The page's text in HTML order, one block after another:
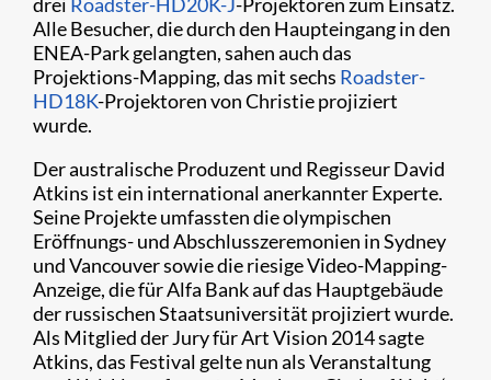
Alle Besucher, die durch den Haupteingang in den
ENEA-Park gelangten, sahen auch das
Projektions-Mapping, das mit sechs Roadster-
HD18K-Projektoren von Christie projiziert
wurde.
Der australische Produzent und Regisseur David
Atkins ist ein international anerkannter Experte.
Seine Projekte umfassten die olympischen
Eröffnungs- und Abschlusszeremonien in Sydney
und Vancouver sowie die riesige Video-Mapping-
Anzeige, die für Alfa Bank auf das Hauptgebäude
der russischen Staatsuniversität projiziert wurde.
Als Mitglied der Jury für Art Vision 2014 sagte
Atkins, das Festival gelte nun als Veranstaltung